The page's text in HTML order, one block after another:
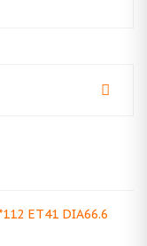
ET41 DIA66.6